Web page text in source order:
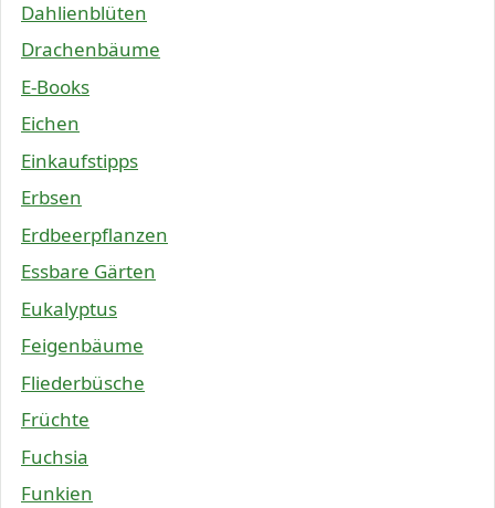
Dahlienblüten
Drachenbäume
E-Books
Eichen
Einkaufstipps
Erbsen
Erdbeerpflanzen
Essbare Gärten
Eukalyptus
Feigenbäume
Fliederbüsche
Früchte
Fuchsia
Funkien